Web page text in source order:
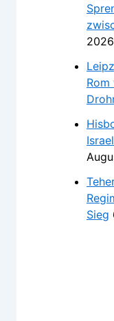
2026
Sieg